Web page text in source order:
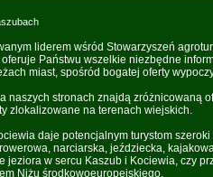
liderem wśród Stowarzyszeń
Państwu wszelkie niezbędne
miast, spośród bogatej oferty
stronach znajdą zróżnicowaną
zlokalizowane na terenach wiejskich.
daje potencjalnym turystom
narciarska, jeździecka,
w sercu Kaszub i Kociewia, czy
Niżu środkowoeuropejskiego.